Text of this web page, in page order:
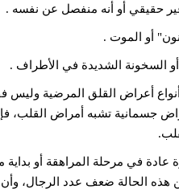
أعراض القلق المرضية
جسمانية تشبه أمراض القلب،
في مرحلة المراهقة أو